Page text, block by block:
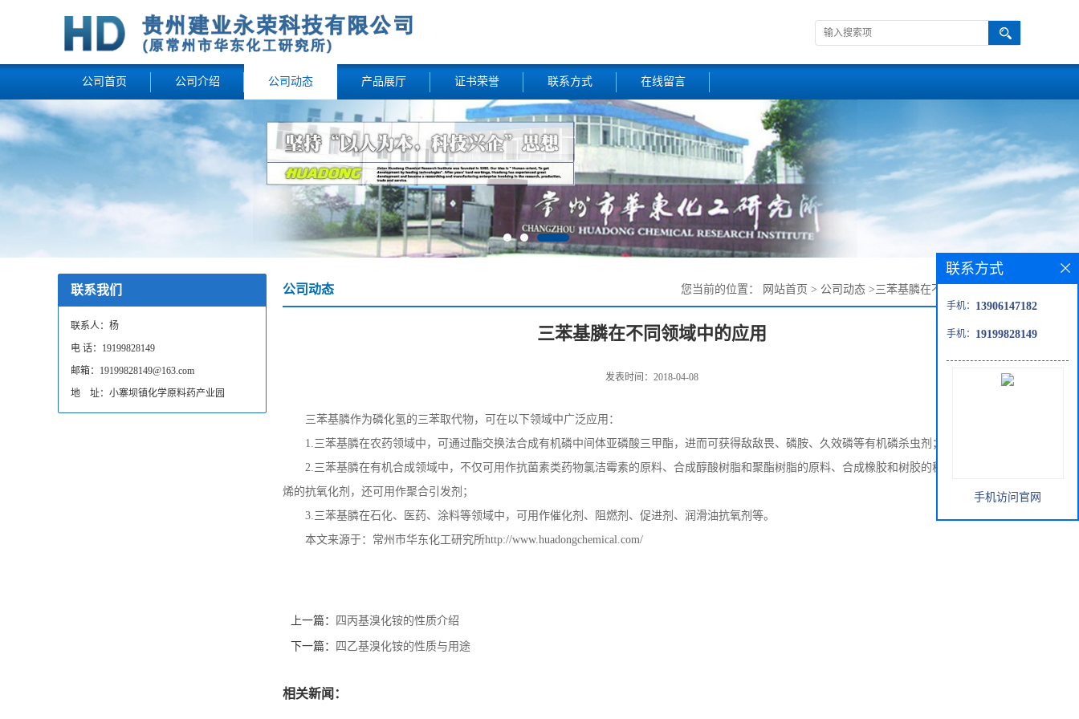
公司首页 公司介绍 公司动态 产品展厅 证书荣誉 联系方式 在线留言
联系我们
联系人：杨
电 话：19199828149
邮箱：19199828149@163.com
地 址：小寨坝镇化学原料药产业园
公司动态 您当前的位置： 网站首页 > 公司动态 >三苯基膦在不同领域中的应用
三苯基膦在不同领域中的应用
发表时间：2018-04-08
三苯基膦作为磷化氢的三苯取代物，可在以下领域中广泛应用：
1.三苯基膦在农药领域中，可通过酯交换法合成有机磷中间体亚磷酸三甲酯，进而可获得敌敌畏、磷胺、久效磷等有机磷杀虫剂；
2.三苯基膦在有机合成领域中，不仅可用作抗菌素类药物氯洁霉素的原料、合成醇酸树脂和聚酯树脂的原料、合成橡胶和树胶的稳定剂、聚氯乙
烯的抗氧化剂，还可用作聚合引发剂；
3.三苯基膦在石化、医药、涂料等领域中，可用作催化剂、阻燃剂、促进剂、润滑油抗氧剂等。
本文来源于：常州市华东化工研究所http://www.huadongchemical.com/
上一篇： 四丙基溴化铵的性质介绍
下一篇： 四乙基溴化铵的性质与用途
相关新闻：
联系方式
手机： 13906147182
手机： 19199828149
手机访问官网